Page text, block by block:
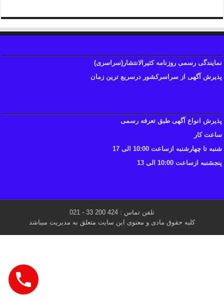
نمایندگی رسمی روزنامه کثیرالانتشار(سراسری)
پذیرش آگهی از سراسرکشور درسریع ترین زمان
پذیرش انواع آگهی طبق تعرفه رسمی
ساعت کار
شنبه تا چهارشنبه ازساعت 10:00 الی 17
پنجشنبه ازساعت 10:00 الی 13
تلفن تماس : 424 200 33 - 021
کلیه حقوق مادی و معنوی این سایت متعلق به مدیریت میباشد